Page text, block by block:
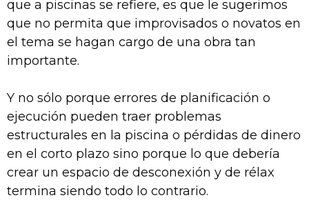
que a piscinas se refiere, es que le sugerimos
que no permita que improvisados o novatos en
el tema se hagan cargo de una obra tan
importante.
Y no sólo porque errores de planificación o
ejecución pueden traer problemas
estructurales en la piscina o pérdidas de dinero
en el corto plazo sino porque lo que debería
crear un espacio de desconexión y de rélax
termina siendo todo lo contrario.